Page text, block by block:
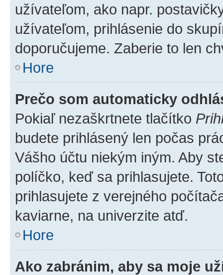
užívateľom, ako napr.
užívateľom, prihlásenie do
doporučujeme. Zaberie to len
Hore
Prečo som automaticky
Pokiaľ nezaškrtnete tlačítko
budete prihlásený len počas
Vášho účtu niekým iným. Aby
políčko, keď sa prihlasujete.
prihlasujete z verejného
kaviarne, na univerzite atď.
Hore
Ako zabránim, aby sa moje